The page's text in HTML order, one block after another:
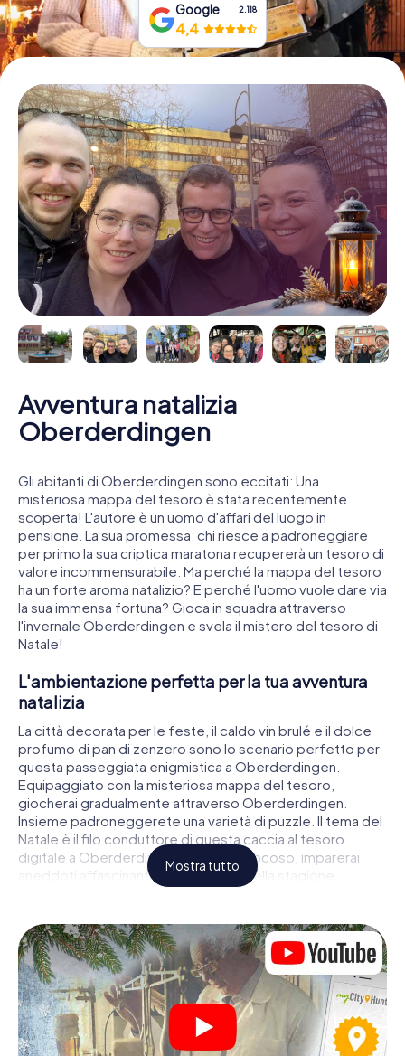
Google 2.118
4,4
Avventura natalizia
Oberderdingen
Gli abitanti di Oberderdingen sono eccitati: Una
misteriosa mappa del tesoro è stata recentemente
scoperta! L'autore è un uomo d'affari del luogo in
pensione. La sua promessa: chi riesce a padroneggiare
per primo la sua criptica maratona recupererà un tesoro di
valore incommensurabile. Ma perché la mappa del tesoro
ha un forte aroma natalizio? E perché l'uomo vuole dare via
la sua immensa fortuna? Gioca in squadra attraverso
l'invernale Oberderdingen e svela il mistero del tesoro di
Natale!
L'ambientazione perfetta per la tua avventura
natalizia
La città decorata per le feste, il caldo vin brulé e il dolce
profumo di pan di zenzero sono lo scenario perfetto per
questa passeggiata enigmistica a Oberderdingen.
Equipaggiato con la misteriosa mappa del tesoro,
giocherai gradualmente attraverso Oberderdingen.
Insieme padroneggerete una varietà di puzzle. Il tema del
Natale è il filo conduttore di questa caccia al tesoro
digitale a Oberderdingen. In modo giocoso, imparerai
aneddoti affascinanti sull'avvicinarsi della stagione
natalizia. Riuscirai ad interpretare correttamente gli indizi e
di tesori?
Il mercatino di Natale di Oberderdingen come
tappa
Metti insieme una squadra competente di amici o membri
della famiglia e parti insieme per una caccia al tesoro
natalizia attraverso Oberderdingen. Tutto ciò di cui hai
Mostra tutto